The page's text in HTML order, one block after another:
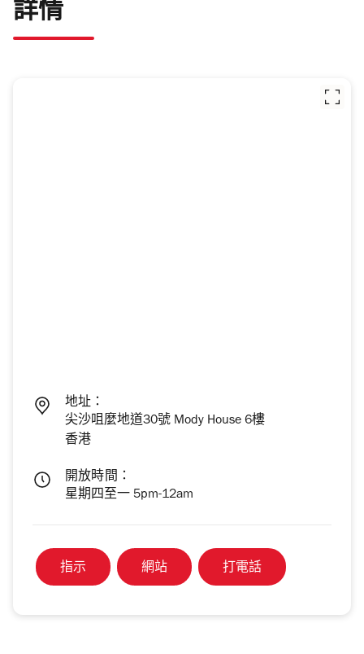
詳情
地址：
尖沙咀麼地道30號 Mody House 6樓
香港
開放時間：
星期四至一 5pm-12am
指示 網站 打電話